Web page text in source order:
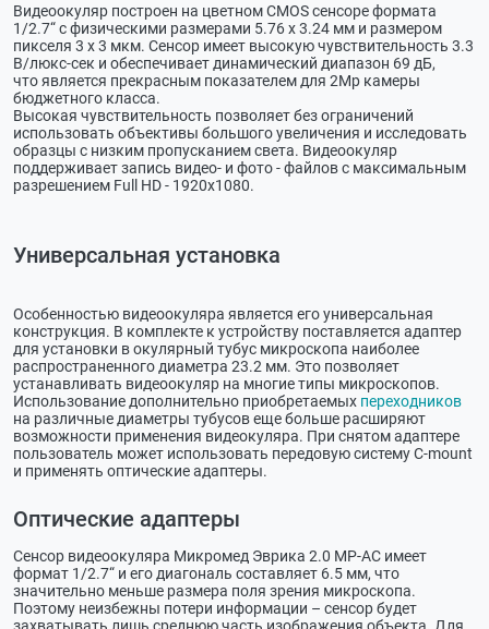
Видеоокуляр построен на цветном CMOS сенсоре формата
1/2.7“ с физическими размерами 5.76 x 3.24 мм и размером
пикселя 3 х 3 мкм. Сенсор имеет высокую чувствительность 3.3
В/люкс-сек и обеспечивает динамический диапазон 69 дБ,
что является прекрасным показателем для 2Мр камеры
бюджетного класса.
Высокая чувствительность позволяет без ограничений
использовать объективы большого увеличения и исследовать
образцы с низким пропусканием света. Видеоокуляр
поддерживает запись видео- и фото - файлов с максимальным
разрешением Full HD - 1920x1080.
Универсальная установка
Особенностью видеоокуляра является его универсальная
конструкция. В комплекте к устройству поставляется адаптер
для установки в окулярный тубус микроскопа наиболее
распространенного диаметра 23.2 мм. Это позволяет
устанавливать видеоокуляр на многие типы микроскопов.
Использование дополнительно приобретаемых переходников
на различные диаметры тубусов еще больше расширяют
возможности применения видеокуляра. При снятом адаптере
пользователь может использовать передовую систему С-mount
и применять оптические адаптеры.
Оптические адаптеры
Сенсор видеоокуляра Микромед Эврика 2.0 MP-AC имеет
формат 1/2.7“ и его диагональ составляет 6.5 мм, что
значительно меньше размера поля зрения микроскопа.
Поэтому неизбежны потери информации – сенсор будет
захватывать лишь среднюю часть изображения объекта. Для